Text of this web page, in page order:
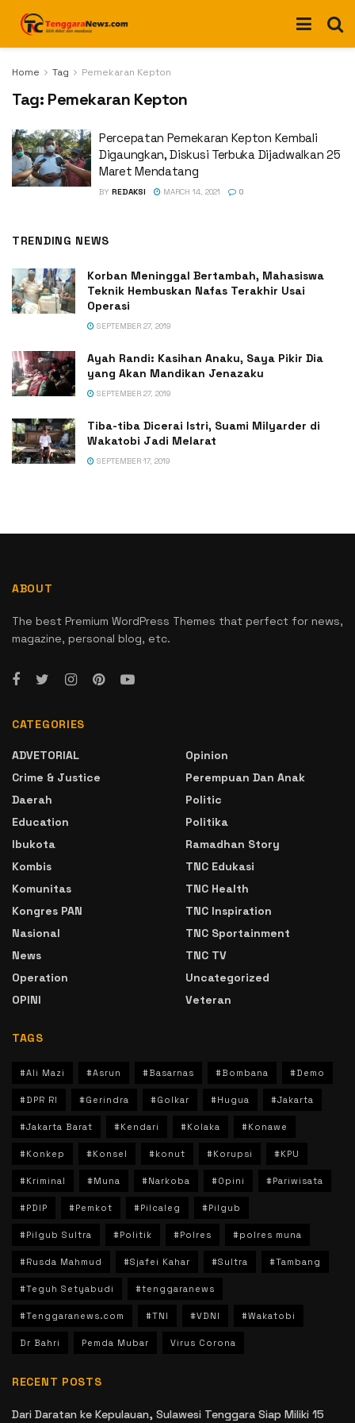
Home Tag Pemekaran Kepton
Tag: Pemekaran Kepton
Percepatan Pemekaran Kepton Kembali
Digaungkan, Diskusi Terbuka Dijadwalkan 25
Maret Mendatang
BY REDAKSI MARCH 14, 2021 0
TRENDING NEWS
Korban Meninggal Bertambah, Mahasiswa
Teknik Hembuskan Nafas Terakhir Usai
Operasi
SEPTEMBER 27, 2019
Ayah Randi: Kasihan Anaku, Saya Pikir Dia
yang Akan Mandikan Jenazaku
SEPTEMBER 27, 2019
Tiba-tiba Dicerai Istri, Suami Milyarder di
Wakatobi Jadi Melarat
SEPTEMBER 17, 2019
ABOUT
The best Premium WordPress Themes that perfect for news,
magazine, personal blog, etc.
CATEGORIES
ADVETORIAL
Crime & Justice
Daerah
Education
Ibukota
Kombis
Komunitas
Kongres PAN
Nasional
News
Operation
OPINI
Opinion
Perempuan Dan Anak
Politic
Politika
Ramadhan Story
TNC Edukasi
TNC Health
TNC Inspiration
TNC Sportainment
TNC TV
Uncategorized
Veteran
TAGS
#Ali Mazi #Asrun #Basarnas #Bombana #Demo
#DPR RI #Gerindra #Golkar #Hugua #Jakarta
#Jakarta Barat #Kendari #Kolaka #Konawe
#Konkep #Konsel #konut #Korupsi #KPU
#Kriminal #Muna #Narkoba #Opini #Pariwisata
#PDIP #Pemkot #Pilcaleg #Pilgub
#Pilgub Sultra #Politik #Polres #polres muna
#Rusda Mahmud #Sjafei Kahar #Sultra #Tambang
#Teguh Setyabudi #tenggaranews
#Tenggaranews.com #TNI #VDNI #Wakatobi
Dr Bahri Pemda Mubar Virus Corona
RECENT POSTS
Dari Daratan ke Kepulauan, Sulawesi Tenggara Siap Miliki 15